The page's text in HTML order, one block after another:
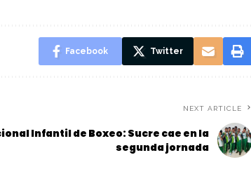
Facebook Twitter
NEXT ARTICLE
Infantil de Boxeo: Sucre cae en la
segunda jornada